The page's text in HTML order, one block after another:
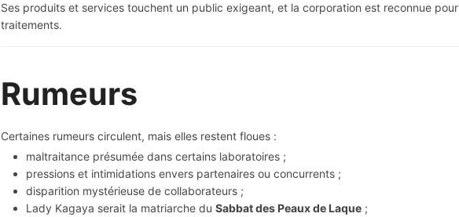
Ses produits et services touchent un public exigeant, et la corporation est reconnue pour
traitements.
Rumeurs
Certaines rumeurs circulent, mais elles restent floues :
maltraitance présumée dans certains laboratoires ;
pressions et intimidations envers partenaires ou concurrents ;
disparition mystérieuse de collaborateurs ;
Lady Kagaya serait la matriarche du Sabbat des Peaux de Laque ;